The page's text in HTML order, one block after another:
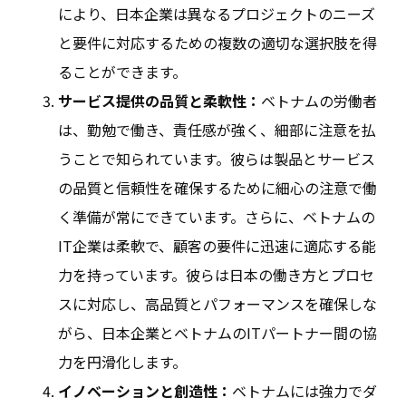
により、日本企業は異なるプロジェクトのニーズ
と要件に対応するための複数の適切な選択肢を得
ることができます。
サービス提供の品質と柔軟性： ベトナムの労働者
は、勤勉で働き、責任感が強く、細部に注意を払
うことで知られています。彼らは製品とサービス
の品質と信頼性を確保するために細心の注意で働
く準備が常にできています。さらに、ベトナムの
IT企業は柔軟で、顧客の要件に迅速に適応する能
力を持っています。彼らは日本の働き方とプロセ
スに対応し、高品質とパフォーマンスを確保しな
がら、日本企業とベトナムのITパートナー間の協
力を円滑化します。
イノベーションと創造性： ベトナムには強力でダ